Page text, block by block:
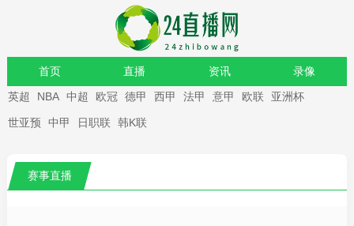
首页 直播 资讯 录像
重要赛事
英超 NBA 中超 欧冠 德甲 西甲 法甲 意甲 欧联 亚洲杯
世亚预 中甲 日职联 韩K联
赛事直播